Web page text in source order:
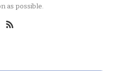
as possible.